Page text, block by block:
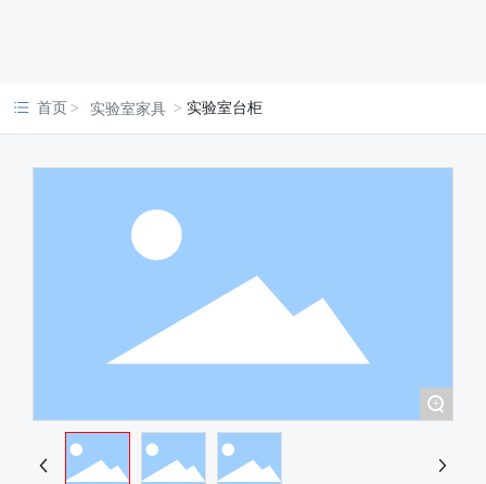
首页 实验室家具 实验室台柜
+